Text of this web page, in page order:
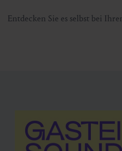
Entdecken Sie es selbst bei